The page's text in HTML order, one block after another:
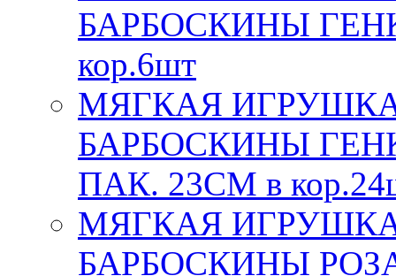
БАРБОСКИНЫ
кор.6шт
МЯГКАЯ
БАРБОСКИНЫ
ПАК. 23СМ в
МЯГКАЯ
БАРБОСКИНЫ